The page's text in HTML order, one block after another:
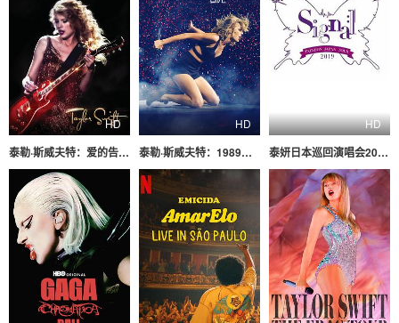
HD
泰勒·斯威夫特：爱的告白世界巡回演唱会
HD
泰勒·斯威夫特：1989世界巡回演唱会
HD
泰妍日本巡回演唱会2019～Signal～